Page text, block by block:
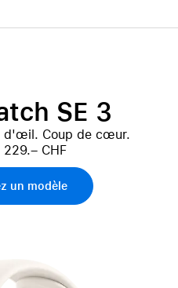
SE 3
d'œil. Coup de cœur.
CHF
un modèle